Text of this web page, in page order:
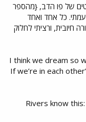
של פו הדב, {מהספר
כל אחד ואחד
חיובית, ורציתי לחלוק
“I think we dream so
If we’re in each
“Rivers know